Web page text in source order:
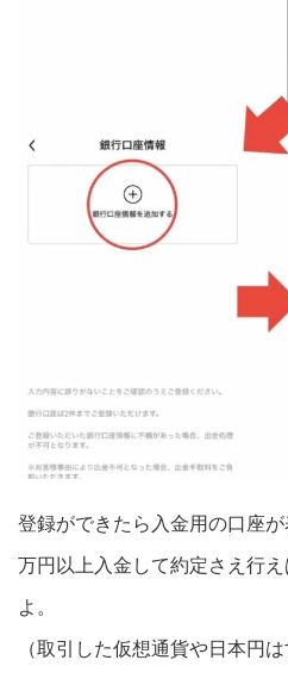
登録ができたら入金用の口座
万円以上入金して約定さえ行
よ。
（取引した仮想通貨や日本円